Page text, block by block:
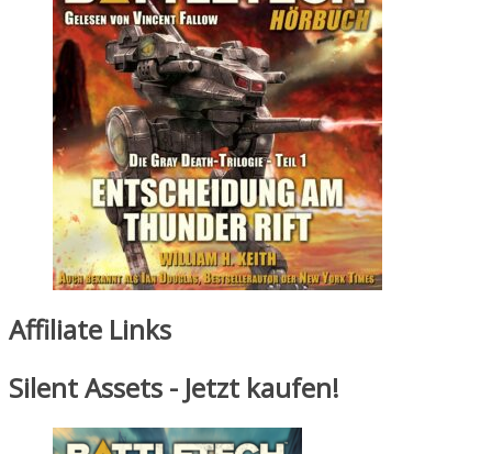
Affiliate Links
Silent Assets - Jetzt kaufen!